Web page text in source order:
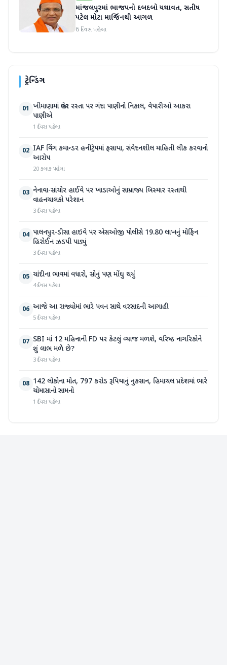
માંજલપુરમાં ભાજપનો દબદબો યથાવત, સતીષ
પટેલ મોટા માર્જિનથી આગળ
6 દિવસ પહેલા
ટ્રેન્ડિંગ
01 ખીમાણામાં જાહેર રસ્તા પર ગંદા પાણીનો નિકાલ, વેપારીઓ આકરા
પાણીએ
1 દિવસ પહેલા
02 IAF વિંગ કમાન્ડર હનીટ્રેપમાં ફસાયા, સંવેદનશીલ માહિતી લીક કરવાનો
આરોપ
20 કલાક પહેલા
03 નેનાવા-સાંચોર હાઈવે પર ખાડાઓનું સામ્રાજ્ય બિસ્માર રસ્તાથી
વાહનચાલકો પરેશાન
3 દિવસ પહેલા
04 પાલનપુર-ડીસા હાઇવે પર એસઓજી પોલીસે 19.80 લાખનું મોર્ફિન
હિરોઈન ઝડપી પાડ્યું
3 દિવસ પહેલા
05 ચાંદીના ભાવમાં વધારો, સોનું પણ મોંઘુ થયું
4 દિવસ પહેલા
06 આજે આ રાજ્યોમાં ભારે પવન સાથે વરસાદની આગાહી
5 દિવસ પહેલા
07 SBI માં 12 મહિનાની FD પર કેટલું વ્યાજ મળશે, વરિષ્ઠ નાગરિકોને
શું લાભ મળે છે?
3 દિવસ પહેલા
08 142 લોકોના મોત, 797 કરોડ રૂપિયાનું નુકસાન, હિમાચલ પ્રદેશમાં ભારે
ચોમાસાનો સામનો
1 દિવસ પહેલા